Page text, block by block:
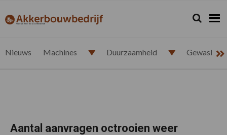
de
de
de
de
akkerbouwbedrijf.nl Zoeken...
Zoek
Nieuws Machines Duurzaamheid
Aantal aanvragen octrooien weer